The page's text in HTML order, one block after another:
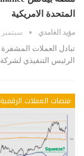
المتحدة الامريكية
مؤيد الغامدي سبتمبر 3, 2021
الرئيس التنفيذي لشركة Binance عن إمكانية طرحه…
منصات العملات الرقمية